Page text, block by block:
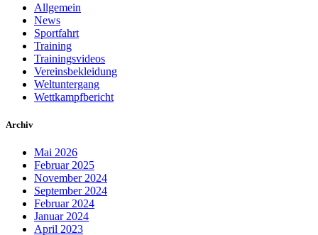
Allgemein
News
Sportfahrt
Training
Trainingsvideos
Vereinsbekleidung
Weltuntergang
Wettkampfbericht
Archiv
Mai 2026
Februar 2025
November 2024
September 2024
Februar 2024
Januar 2024
April 2023